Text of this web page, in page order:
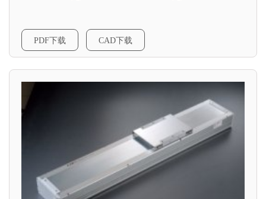
PDF下载 CAD下载